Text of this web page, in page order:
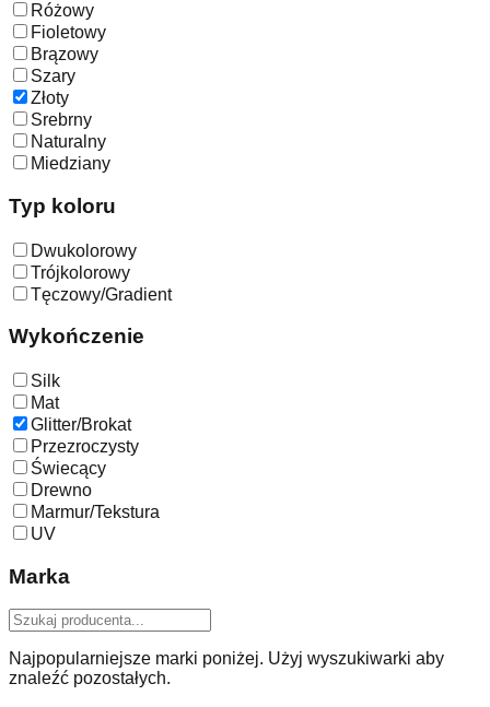
Różowy
Fioletowy
Brązowy
Szary
Złoty
Srebrny
Naturalny
Miedziany
Typ koloru
Dwukolorowy
Trójkolorowy
Tęczowy/Gradient
Wykończenie
Silk
Mat
Glitter/Brokat
Przezroczysty
Świecący
Drewno
Marmur/Tekstura
UV
Marka
Najpopularniejsze marki poniżej. Użyj wyszukiwarki aby
znaleźć pozostałych.